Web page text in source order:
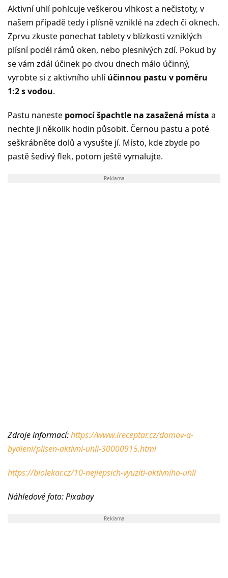
Aktivní uhlí pohlcuje veškerou vlhkost a nečistoty, v
našem případě tedy i plísně vzniklé na zdech či oknech.
Zprvu zkuste ponechat tablety v blízkosti vzniklých
plísní podél rámů oken, nebo plesnivých zdí. Pokud by
se vám zdál účinek po dvou dnech málo účinný,
vyrobte si z aktivního uhlíúčinnou pastu v poměru
1:2 s vodou.
Pastu naneste pomocí špachtle na zasažená místa a
nechte ji několik hodin působit. Černou pastu a poté
seškrábněte dolů a vysušte jí. Místo, kde zbyde po
pastě šedivý flek, potom ještě vymalujte.
Reklama
Zdroje informací:https://www.ireceptar.cz/domov-a-
bydleni/plisen-aktivni-uhli-30000915.html
https://biolekar.cz/10-nejlepsich-vyuziti-aktivniho-uhli
Náhledové foto: Pixabay
Reklama